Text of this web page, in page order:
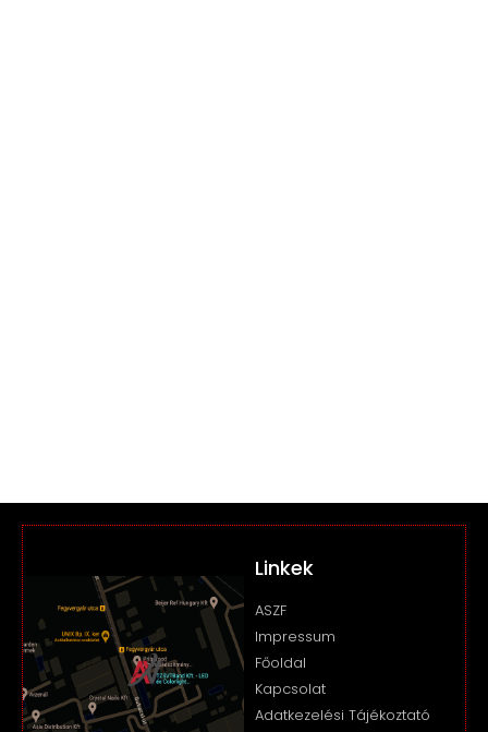
Linkek
ASZF
Impressum
Főoldal
Kapcsolat
Adatkezelési Tájékoztató